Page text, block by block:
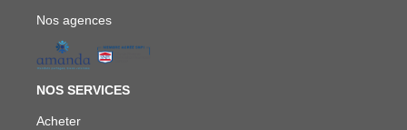
Nos agences
NOS SERVICES
Acheter